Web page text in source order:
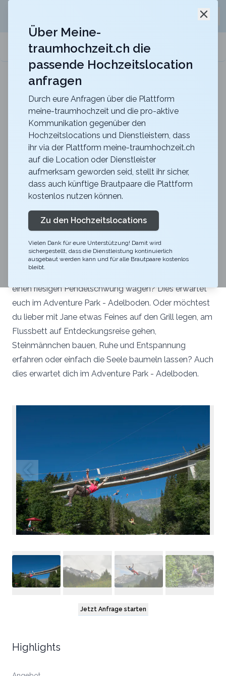
meine-traumhochzeit.ch
Maxililian
Für eine unvergessliche Feier mit einer herrlich
Zurück zur Suche
Adventure Park -
Adelboden
4.6
Seilpark
Action
BE
Wie Tarzan durch die Lüfte schwingen, beim Abseilen
von einer Brücke den Adrenalinspiegel in die Höhe
steigen lassen, mit Höchstgeschwindigkeit auf einer
einen riesigen Pendelschwung wagen? Dies erwartet
euch im Adventure Park - Adelboden. Oder möchtest
du lieber mit Jane etwas Feines auf den Grill legen, am
Flussbett auf Entdeckungsreise gehen,
Steinmännchen bauen, Ruhe und Entspannung
erfahren oder einfach die Seele baumeln lassen? Auch
dies erwartet dich im Adventure Park - Adelboden.
Jetzt Anfrage starten
Highlights
Über Meine-
traumhochzeit.ch die
passende Hochzeitslocation
anfragen
Durch eure Anfragen über die Plattform
meine-traumhochzeit und die pro-aktive
Kommunikation gegenüber den
Hochzeitslocations und Dienstleistern, dass
ihr via der Plattform meine-traumhochzeit.ch
auf die Location oder Dienstleister
aufmerksam geworden seid, stellt ihr sicher,
dass auch künftige Brautpaare die Plattform
kostenlos nutzen können.
Zu den Hochzeitslocations
Vielen Dank für eure Unterstützung! Damit wird
sichergestellt, dass die Dienstleistung kontinuierlich
ausgebaut werden kann und für alle Brautpaare kostenlos
bleibt.